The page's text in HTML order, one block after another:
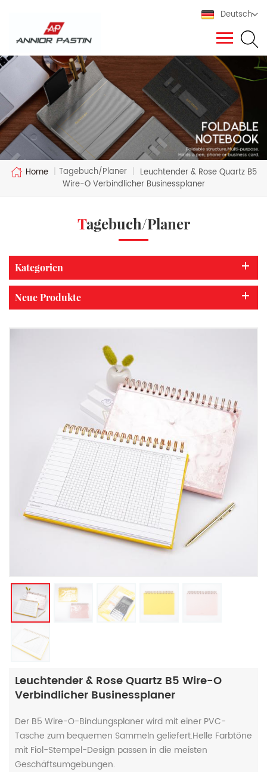
Deutsch
Home | Tagebuch/Planer | Leuchtender & Rose Quartz B5
Wire-O Verbindlicher Businessplaner
Tagebuch/Planer
Kategorien
Neue Produkte
Leuchtender & Rose Quartz B5 Wire-O
Verbindlicher Businessplaner
Der B5 Wire-O-Bindungsplaner wird mit einer PVC-
Tasche zum bequemen Sammeln geliefert.Helle Farbtöne
mit Fiol-Stempel-Design passen in die meisten
Geschäftsumgebungen.